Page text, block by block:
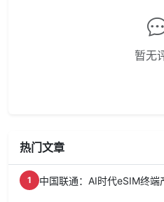
暂无
热门文章
1 中国联通：AI时代eSIM终端